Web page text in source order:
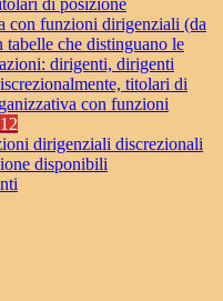
di posizione
con funzioni dirigenziali (da
tabelle che distinguano le
dirigenti, dirigenti
titolari di
con funzioni
12
dirigenziali discrezionali
disponibili